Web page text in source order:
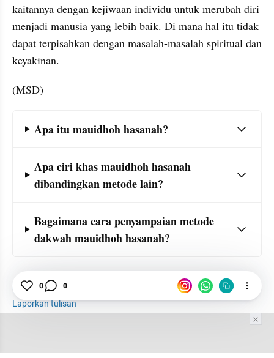
kaitannya dengan kejiwaan individu untuk merubah diri
menjadi manusia yang lebih baik. Di mana hal itu tidak
dapat terpisahkan dengan masalah-masalah spiritual dan
keyakinan.
(MSD)
Apa itu mauidhoh hasanah?
Apa ciri khas mauidhoh hasanah
dibandingkan metode lain?
Bagaimana cara penyampaian metode
dakwah mauidhoh hasanah?
Bahasa
Laporkan tulisan
0 0